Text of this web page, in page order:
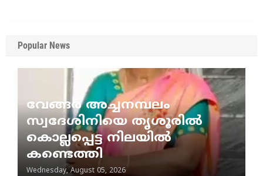
Popular News
വേങ്ങര അച്ചനമ്പലം
സ്വദേശിനിയെ തൃശൂരിൽ
കൊല്ലപ്പെട്ട നിലയിൽ
കണ്ടെത്തി
Wednesday, August 05, 2026